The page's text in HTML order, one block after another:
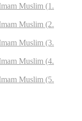
Muslim (1.
Muslim (2.
Muslim (3.
Muslim (4.
Muslim (5.